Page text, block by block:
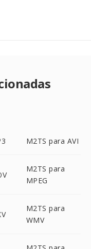
M2TS para AVI
M2TS para
MPEG
M2TS para
WMV